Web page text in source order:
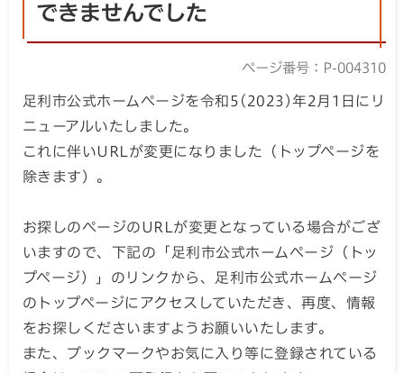
できませんでした
ページ番号：P-004310
足利市公式ホームページを令和5(2023)年2月1日にリ
ニューアルいたしました。
これに伴いURLが変更になりました（トップページを
除きます）。
お探しのページのURLが変更となっている場合がござ
いますので、下記の「足利市公式ホームページ（トッ
プページ）」のリンクから、足利市公式ホームページ
のトップページにアクセスしていただき、再度、情報
をお探しくださいますようお願いいたします。
また、ブックマークやお気に入り等に登録されている